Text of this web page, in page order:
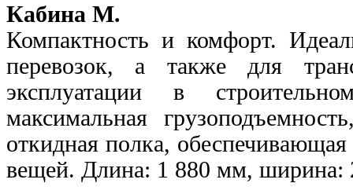
Кабина М.
Компактность и комфорт.
перевозок, а также для
эксплуатации в
максимальная
откидная полка,
вещей. Длина: 1 880 мм, ширина: